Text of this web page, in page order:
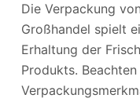
Die Verpackung
Großhandel spielt
Erhaltung der
Produkts.